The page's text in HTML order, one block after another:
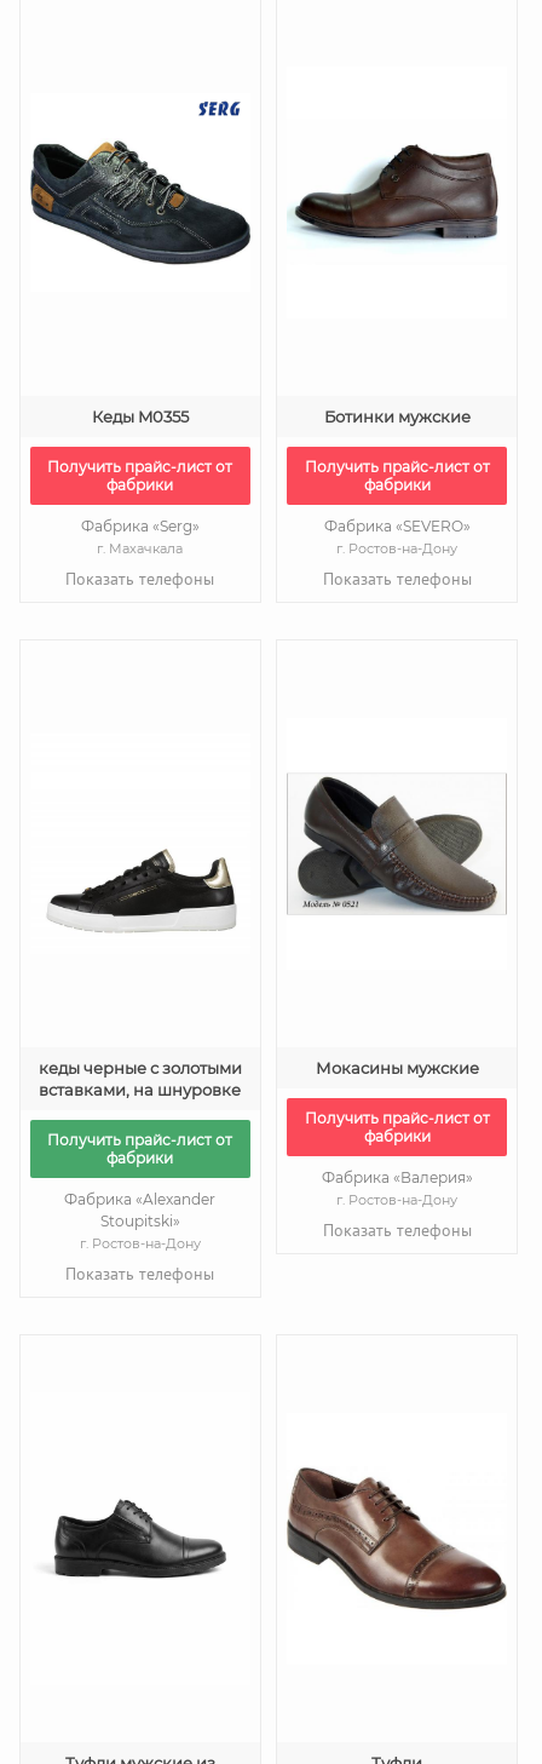
Кеды M0355
Получить прайс-лист от
фабрики
Фабрика «Serg»
г. Махачкала
Показать телефоны
Ботинки мужские
Получить прайс-лист от
фабрики
Фабрика «SEVERO»
г. Ростов-на-Дону
Показать телефоны
кеды черные с золотыми
вставками, на шнуровке
Получить прайс-лист от
фабрики
Фабрика «Alexander
Stoupitski»
г. Ростов-на-Дону
Показать телефоны
Мокасины мужские
Получить прайс-лист от
фабрики
Фабрика «Валерия»
г. Ростов-на-Дону
Показать телефоны